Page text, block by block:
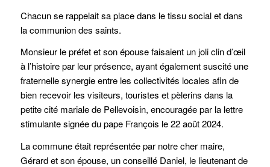
Chacun se rappelait sa place dans le tissu social et dans
la communion des saints.
Monsieur le préfet et son épouse faisaient un joli clin d’œil
à l’histoire par leur présence, ayant également suscité une
fraternelle synergie entre les collectivités locales afin de
bien recevoir les visiteurs, touristes et pèlerins dans la
petite cité mariale de Pellevoisin, encouragée par la lettre
stimulante signée du pape François le 22 août 2024.
La commune était représentée par notre cher maire,
Gérard et son épouse, un conseillé Daniel, le lieutenant de